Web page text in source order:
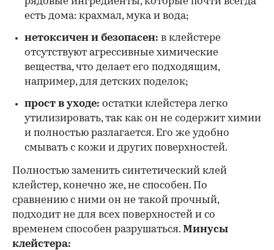
есть дома: крахмал, мука и вода;
нетоксичен и безопасен: в клейстере
отсутствуют агрессивные химические
вещества, что делает его подходящим,
например, для детских поделок;
прост в уходе: остатки клейстера легко
утилизировать, так как он не содержит химии
и полностью разлагается. Его же удобно
смывать с кожи и других поверхностей.
Полностью заменить синтетический клей
клейстер, конечно же, не способен. По
сравнению с ними он не такой прочный,
подходит не для всех поверхностей и со
временем способен разрушаться. Минусы
клейстера: